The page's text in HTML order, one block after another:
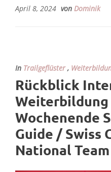
April 8, 2024 von Dominik
In Trailgeflüster,
Rückblick
Wochenende
Guide / Swiss
National